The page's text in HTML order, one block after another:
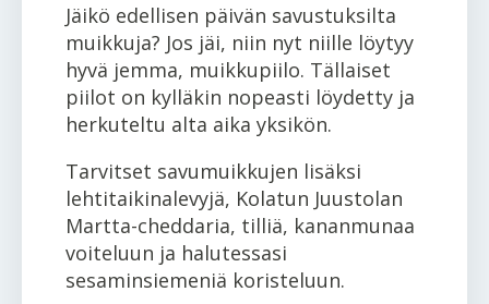
Jäikö edellisen päivän savustuksilta
muikkuja? Jos jäi, niin nyt niille löytyy
hyvä jemma, muikkupiilo. Tällaiset
piilot on kylläkin nopeasti löydetty ja
herkuteltu alta aika yksikön.
Tarvitset savumuikkujen lisäksi
lehtitaikinalevyjä, Kolatun Juustolan
Martta-cheddaria, tilliä, kananmunaa
voiteluun ja halutessasi
sesaminsiemeniä koristeluun.